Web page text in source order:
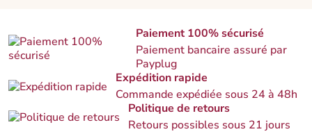
Paiement 100% sécurisé
Paiement bancaire assuré par
Payplug
Expédition rapide
Commande expédiée sous 24 à 48h
Politique de retours
Retours possibles sous 21 jours